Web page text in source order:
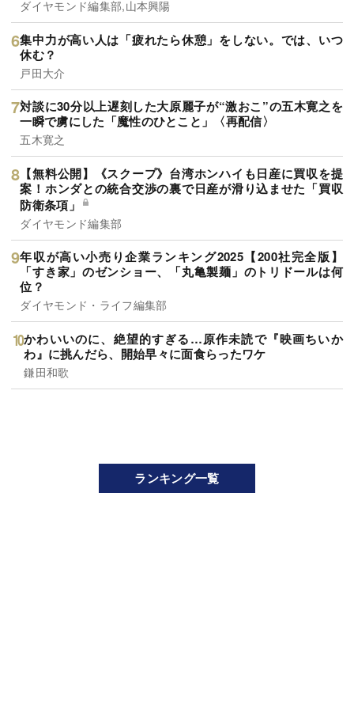
ダイヤモンド編集部,山本興陽
集中力が高い人は「疲れたら休憩」をしない。では、いつ
休む？
戸田大介
対談に30分以上遅刻した大原麗子が“激おこ”の五木寛之を
一瞬で虜にした「魔性のひとこと」〈再配信〉
五木寛之
【無料公開】《スクープ》台湾ホンハイも日産に買収を提
案！ホンダとの統合交渉の裏で日産が滑り込ませた「買収
防衛条項」
ダイヤモンド編集部
年収が高い小売り企業ランキング2025【200社完全版】
「すき家」のゼンショー、「丸亀製麺」のトリドールは何
位？
ダイヤモンド・ライフ編集部
かわいいのに、絶望的すぎる…原作未読で『映画ちいか
わ』に挑んだら、開始早々に面食らったワケ
鎌田和歌
ランキング一覧